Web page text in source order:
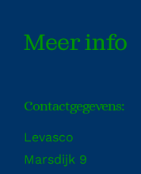
Meer info
Contactgegevens:
Levasco
Marsdijk 9